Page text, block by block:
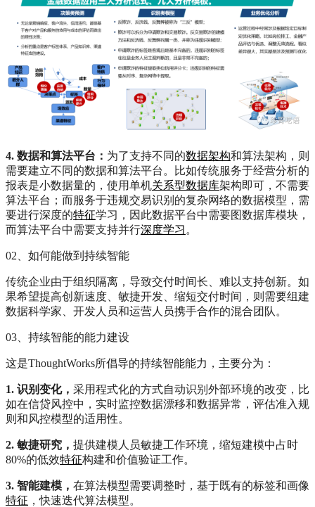
4. 数据和算法平台： 为了支持不同的数据架构和算法架构，则
需要建立不同的数据和算法平台。比如传统服务于经营分析的
报表是小数据量的，使用单机关系型数据库架构即可，不需要
算法平台；而服务于违规交易识别的复杂网络的数据模型，需
要进行深度的特征学习，因此数据平台中需要图数据库模块，
而算法平台中需要支持并行深度学习 。
02、如何能做到持续智能
传统企业由于组织隔离，导致交付时间长、难以支持创新。如
果希望提高创新速度、敏捷开发、缩短交付时间，则需要组建
数据科学家、开发人员和运营人员携手合作的混合团队。
03、持续智能的能力建设
这是ThoughtWorks所倡导的持续智能能力，主要分为：
1. 识别变化， 采用程式化的方式自动识别外部环境的改变，比
如在信贷风控中，实时监控数据漂移和数据异常，评估准入规
则和风控模型的适用性。
2. 敏捷研究， 提供建模人员敏捷工作环境，缩短建模中占时
80%的低效特征构建和价值验证工作。
3. 智能建模， 在算法模型需要调整时，基于既有的标签和画像
特征 ，快速迭代算法模型。